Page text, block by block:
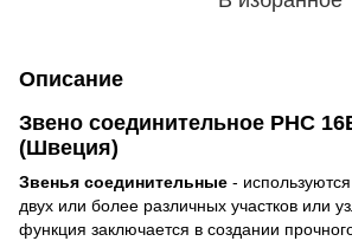
Описание
Звено соединительное PHC
(Швеция)
Звенья соединительные -
двух или более различных участков или
функция заключается в создании